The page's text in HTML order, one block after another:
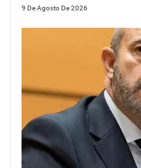
9 De Agosto De 2026